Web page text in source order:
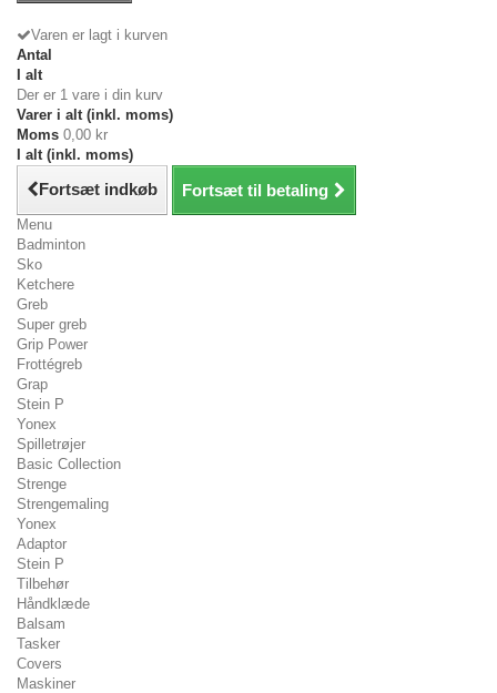
Varen er lagt i kurven
Antal
I alt
Der er 1 vare i din kurv
Varer i alt (inkl. moms)
Moms 0,00 kr
I alt (inkl. moms)
Fortsæt indkøb Fortsæt til betaling
Menu
Badminton
Sko
Ketchere
Greb
Super greb
Grip Power
Frottégreb
Grap
Stein P
Yonex
Spilletrøjer
Basic Collection
Strenge
Strengemaling
Yonex
Adaptor
Stein P
Tilbehør
Håndklæde
Balsam
Tasker
Covers
Maskiner